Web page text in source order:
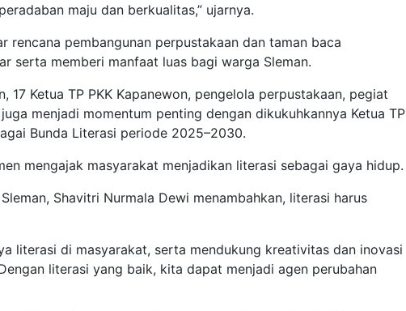
maju dan berkualitas,” ujarnya.
rencana pembangunan perpustakaan dan taman baca
serta memberi manfaat luas bagi warga Sleman.
17 Ketua TP PKK Kapanewon, pengelola perpustakaan, pegiat
menjadi momentum penting dengan dikukuhkannya Ketua TP
Bunda Literasi periode 2025–2030.
mengajak masyarakat menjadikan literasi sebagai gaya hidup.
Shavitri Nurmala Dewi menambahkan, literasi harus
literasi di masyarakat, serta mendukung kreativitas dan inovasi
literasi yang baik, kita dapat menjadi agen perubahan